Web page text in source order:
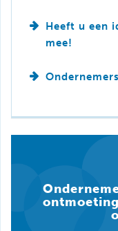
Heeft u een
mee!